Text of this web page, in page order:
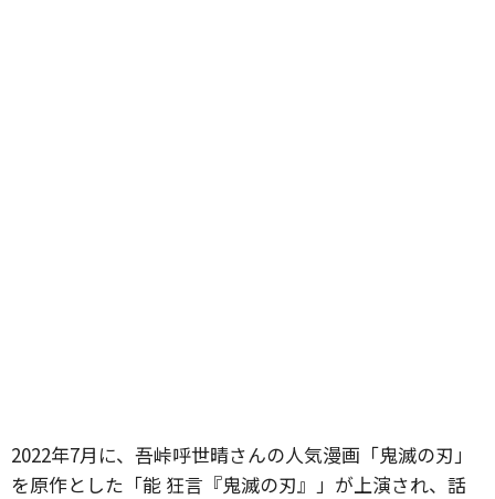
2022年7月に、吾峠呼世晴さんの人気漫画「鬼滅の刃」
を原作とした「能 狂言『鬼滅の刃』」が上演され、話